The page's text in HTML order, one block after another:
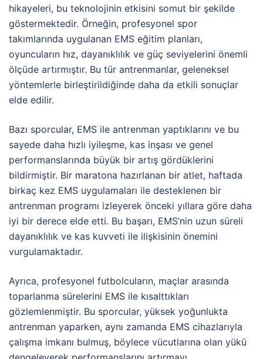
hikayeleri, bu teknolojinin etkisini somut bir şekilde
göstermektedir. Örneğin, profesyonel spor
takımlarında uygulanan EMS eğitim planları,
oyuncuların hız, dayanıklılık ve güç seviyelerini önemli
ölçüde artırmıştır. Bu tür antrenmanlar, geleneksel
yöntemlerle birleştirildiğinde daha da etkili sonuçlar
elde edilir.
Bazı sporcular, EMS ile antrenman yaptıklarını ve bu
sayede daha hızlı iyileşme, kas inşası ve genel
performanslarında büyük bir artış gördüklerini
bildirmiştir. Bir maratona hazırlanan bir atlet, haftada
birkaç kez EMS uygulamaları ile desteklenen bir
antrenman programı izleyerek önceki yıllara göre daha
iyi bir derece elde etti. Bu başarı, EMS’nin uzun süreli
dayanıklılık ve kas kuvveti ile ilişkisinin önemini
vurgulamaktadır.
Ayrıca, profesyonel futbolcuların, maçlar arasında
toparlanma sürelerini EMS ile kısalttıkları
gözlemlenmiştir. Bu sporcular, yüksek yoğunlukta
antrenman yaparken, aynı zamanda EMS cihazlarıyla
çalışma imkanı bulmuş, böylece vücutlarına olan yükü